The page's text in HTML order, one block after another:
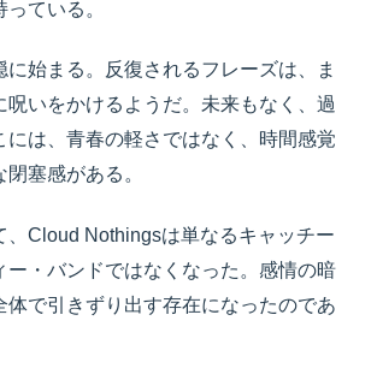
ている。
に始まる。反復されるフレーズは、ま
呪いをかけるようだ。未来もなく、過
には、青春の軽さではなく、時間感覚
塞感がある。
、Cloud Nothingsは単なるキャッチー
ー・バンドではなくなった。感情の暗
体で引きずり出す存在になったのであ